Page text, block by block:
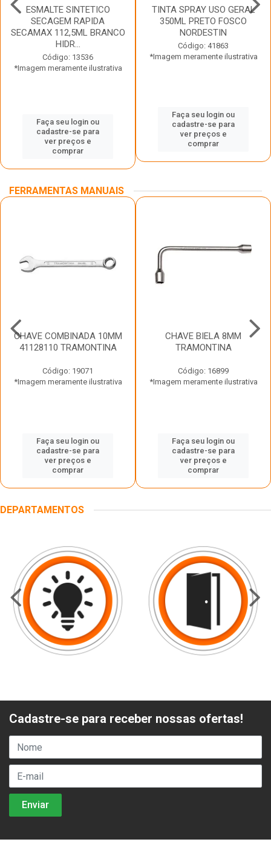
ESMALTE SINTETICO
SECAGEM RAPIDA
SECAMAX 112,5ML BRANCO
HIDR...
Código: 13536
*Imagem meramente ilustrativa
Faça seu login ou
cadastre-se para
ver preços e
comprar
TINTA SPRAY USO GERAL
350ML PRETO FOSCO
NORDESTIN
Código: 41863
*Imagem meramente ilustrativa
Faça seu login ou
cadastre-se para
ver preços e
comprar
FERRAMENTAS MANUAIS
CHAVE COMBINADA 10MM
41128110 TRAMONTINA
Código: 19071
*Imagem meramente ilustrativa
Faça seu login ou
cadastre-se para
ver preços e
comprar
CHAVE BIELA 8MM
TRAMONTINA
Código: 16899
*Imagem meramente ilustrativa
Faça seu login ou
cadastre-se para
ver preços e
comprar
DEPARTAMENTOS
Cadastre-se para receber nossas ofertas!